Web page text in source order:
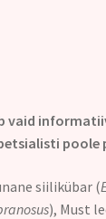
vaid
poole
siilikübar (
), Must